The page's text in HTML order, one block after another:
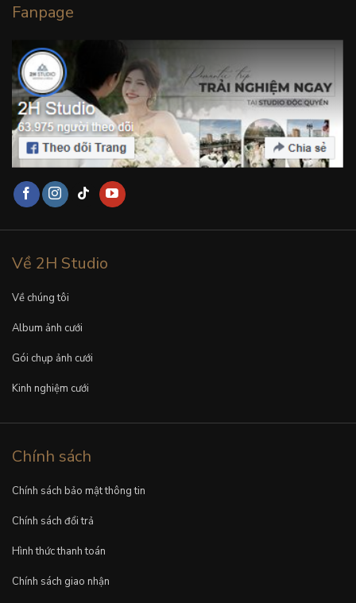
Fanpage
Về 2H Studio
Về chúng tôi
Album ảnh cưới
Gói chụp ảnh cưới
Kinh nghiệm cưới
Chính sách
Chính sách bảo mật thông tin
Chính sách đổi trả
Hình thức thanh toán
Chính sách giao nhận